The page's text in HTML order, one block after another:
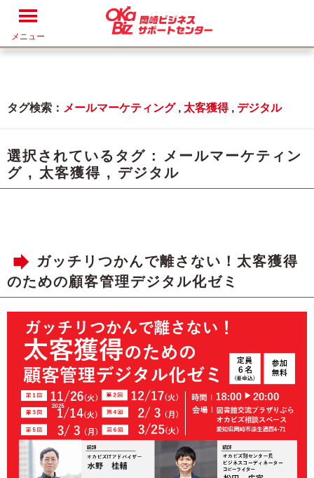
メニュー
タグ検索： メールマーケティング, 太客獲得, デジタル
選択されているタグ :
メールマーケティン
グ , 太客獲得 , デジタル
ガッチリつかんで離さない！太客獲得
のための顧客管理デジタル化ゼミ